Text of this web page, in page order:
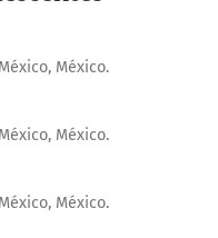
México.
México.
México.